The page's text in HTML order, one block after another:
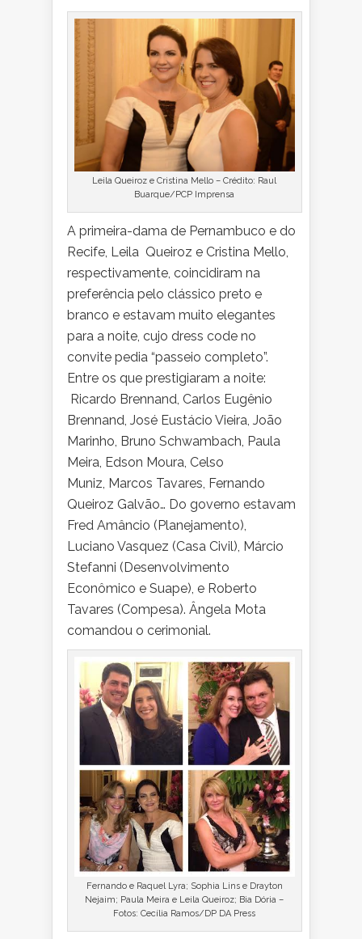
Leila Queiroz e Cristina Mello – Crédito: Raul
Buarque/PCP Imprensa
A primeira-dama de Pernambuco e do
Recife, Leila Queiroz e Cristina Mello,
respectivamente, coincidiram na
preferência pelo clássico preto e
branco e estavam muito elegantes
para a noite, cujo dress code no
convite pedia “passeio completo”.
Entre os que prestigiaram a noite:
Ricardo Brennand, Carlos Eugênio
Brennand, José Eustácio Vieira, João
Marinho, Bruno Schwambach, Paula
Meira, Edson Moura, Celso
Muniz, Marcos Tavares, Fernando
Queiroz Galvão… Do governo estavam
Fred Amâncio (Planejamento),
Luciano Vasquez (Casa Civil), Márcio
Stefanni (Desenvolvimento
Econômico e Suape), e Roberto
Tavares (Compesa). Ângela Mota
comandou o cerimonial.
Fernando e Raquel Lyra; Sophia Lins e Drayton
Nejaim; Paula Meira e Leila Queiroz; Bia Dória –
Fotos: Cecília Ramos/DP DA Press